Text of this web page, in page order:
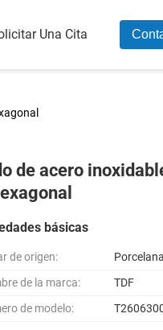
Una Cita
de acero
básicas
de origen:
Porcelana
de la marca:
TDF
de modelo: